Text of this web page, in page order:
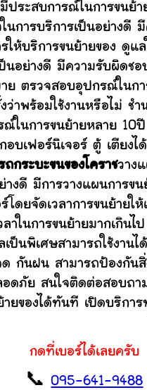
ประสบการณ์ในการขนย้า
ในการบริการเป็นอย่างดี
ให้บริการขนย้ายของ ดูแ
นอย่างดี มีความรับผิดชอ
ย ตรวจสอบอุปกรณ์ในกา
ว่าพร้อมใช้งานหรือไม่ ชำ
ณ์ในการขนย้ายหลาย 10
บเฟอร์นิเจอร์ ตู้ เตียงไ
รถกระบะขนของโคราชวาง
างดี มีการวางแผนการขน
โดยจัดเวลาการขนย้ายใ
ลาในการขนย้ายมากเกิน
เป็นพิเศษสามารถใช้งาน
กันฝน สามารถป้องกันสิ่
อดภัย สนใจติดต่อสอบถา
ายของได้ทันที เปิดบริกา
กดที่เบอร์ได้เลยครับ
📞095-641-9488